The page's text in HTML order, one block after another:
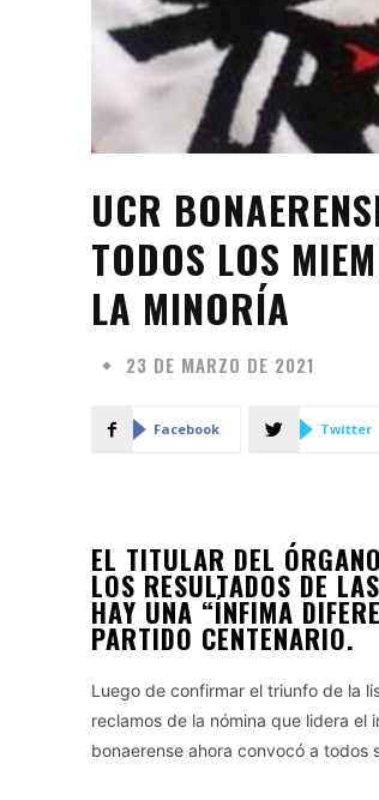
UCR
TODOS LOS
LA MINORÍA
23 DE MARZO DE 2021
Facebook Twitter
EL TITULAR DEL
LOS RESULTADOS DE
HAY UNA “ÍNFIMA
PARTIDO CENTENARIO.
Luego de confirmar el triunfo de la
reclamos de la nómina que lidera el
bonaerense ahora convocó a todos